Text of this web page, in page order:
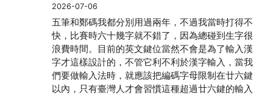
2026-07-06
五筆和鄭碼我都分別用過兩年，不過我當時打得不
快，比賽時六十幾字就不錯了，因為總碰到生字很
浪費時間。目前的英文鍵位當然不會是為了輸入漢
字才這樣設計的，不管它利不利於漢字輸入，當我
們要做輸入法時，就應該把編碼字母限制在廿六鍵
以內，只有臺灣人才會習慣這種超過廿六鍵的輸入